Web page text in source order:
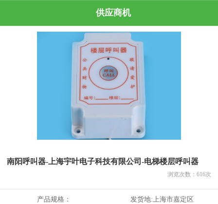
供应商机
南阳呼叫器-上海宇叶电子科技有限公司-电梯楼层呼叫器
浏览次数： 616次
产品规格： 发货地:上海市嘉定区